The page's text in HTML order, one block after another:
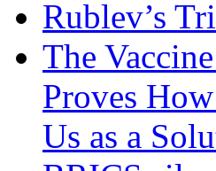
Rublev’s
The
Proves
Us as a